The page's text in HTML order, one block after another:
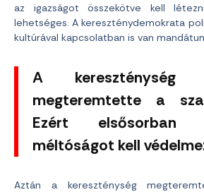
az igazságot összekötve kell
lehetséges. A kereszténydemokrata
kultúrával kapcsolatban is van
A
megteremtette a
Ezért
méltóságot kell
Aztán a kereszténység